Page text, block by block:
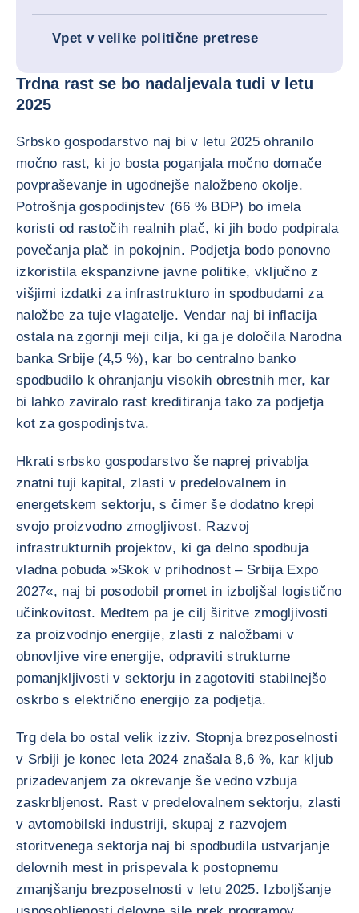
Vpet v velike politične pretrese
Trdna rast se bo nadaljevala tudi v letu
2025
Srbsko gospodarstvo naj bi v letu 2025 ohranilo
močno rast, ki jo bosta poganjala močno domače
povpraševanje in ugodnejše naložbeno okolje.
Potrošnja gospodinjstev (66 % BDP) bo imela
koristi od rastočih realnih plač, ki jih bodo podpirala
povečanja plač in pokojnin. Podjetja bodo ponovno
izkoristila ekspanzivne javne politike, vključno z
višjimi izdatki za infrastrukturo in spodbudami za
naložbe za tuje vlagatelje. Vendar naj bi inflacija
ostala na zgornji meji cilja, ki ga je določila Narodna
banka Srbije (4,5 %), kar bo centralno banko
spodbudilo k ohranjanju visokih obrestnih mer, kar
bi lahko zaviralo rast kreditiranja tako za podjetja
kot za gospodinjstva.
Hkrati srbsko gospodarstvo še naprej privablja
znatni tuji kapital, zlasti v predelovalnem in
energetskem sektorju, s čimer še dodatno krepi
svojo proizvodno zmogljivost. Razvoj
infrastrukturnih projektov, ki ga delno spodbuja
vladna pobuda »Skok v prihodnost – Srbija Expo
2027«, naj bi posodobil promet in izboljšal logistično
učinkovitost. Medtem pa je cilj širitve zmogljivosti
za proizvodnjo energije, zlasti z naložbami v
obnovljive vire energije, odpraviti strukturne
pomanjkljivosti v sektorju in zagotoviti stabilnejšo
oskrbo s električno energijo za podjetja.
Trg dela bo ostal velik izziv. Stopnja brezposelnosti
v Srbiji je konec leta 2024 znašala 8,6 %, kar kljub
prizadevanjem za okrevanje še vedno vzbuja
zaskrbljenost. Rast v predelovalnem sektorju, zlasti
v avtomobilski industriji, skupaj z razvojem
storitvenega sektorja naj bi spodbudila ustvarjanje
delovnih mest in prispevala k postopnemu
zmanjšanju brezposelnosti v letu 2025. Izboljšanje